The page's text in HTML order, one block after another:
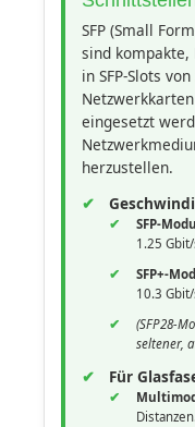
SFP (Small
sind kompakte,
in SFP-Slots
eingesetzt
herzustellen.
SFP-
1.25
SFP+-
10.3
(SFP28-
seltener,
Für